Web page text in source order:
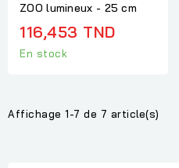
ZOO lumineux - 25 cm
116,453 TND
En stock
Affichage 1-7 de 7 article(s)